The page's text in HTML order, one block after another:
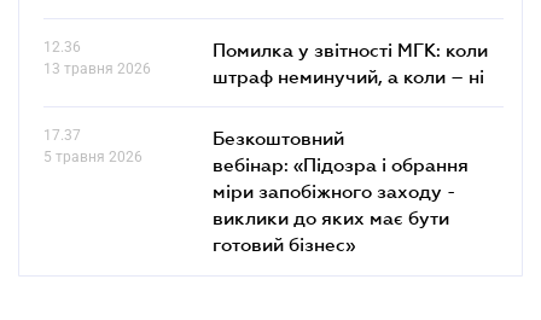
12.36
13 травня 2026
Помилка у звітності МГК: коли
штраф неминучий, а коли – ні
17.37
5 травня 2026
Безкоштовний
вебінар: «Підозра і обрання
міри запобіжного заходу -
виклики до яких має бути
готовий бізнес»